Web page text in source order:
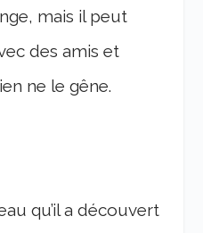
mais il peut
des amis et
ne le gêne.
qu’il a découvert